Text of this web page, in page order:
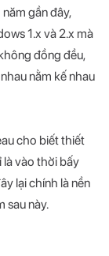
gần đây,
1.x và 2.x mà
đồng đều,
nằm kế nhau
cho biết thiết
là vào thời bấy
lại chính là nền
sau này.